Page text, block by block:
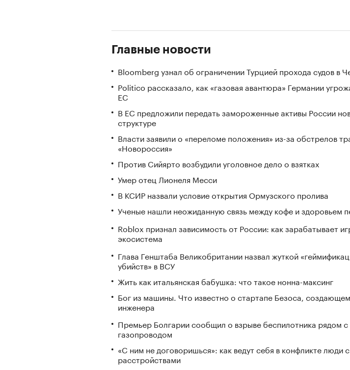
Главные новости
Bloomberg узнал об ограничении Турцией прохода судов в
Politico рассказало, как «газовая авантюра» Германии
ЕС
В ЕС предложили передать замороженные активы России
структуре
Власти заявили о «переломе положения» из-за обстрелов
«Новороссия»
Против Сийярто возбудили уголовное дело о взятках
Умер отец Лионеля Месси
В КСИР назвали условие открытия Ормузского пролива
Ученые нашли неожиданную связь между кофе и здоровьем
Roblox признал зависимость от России: как зарабатывает
экосистема
Глава Генштаба Великобритании назвал жуткой
убийств» в ВСУ
Жить как итальянская бабушка: что такое нонна-максинг
Бог из машины. Что известно о стартапе Безоса,
инженера
Премьер Болгарии сообщил о взрыве беспилотника рядом с
газопроводом
«С ним не договоришься»: как ведут себя в конфликте люди с
расстройствами